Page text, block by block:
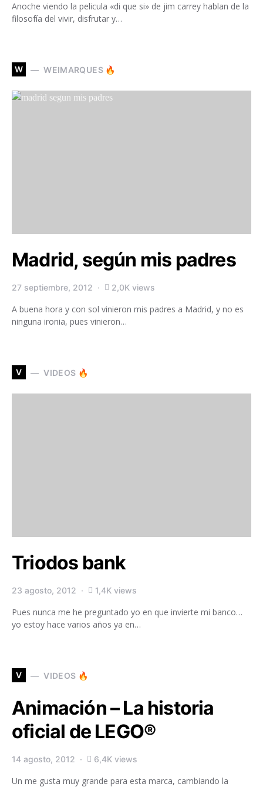
Anoche viendo la pelicula «di que si» de jim carrey hablan de la
filosofía del vivir, disfrutar y…
W WEIMARQUES 🔥
Madrid, según mis padres
27 septiembre, 2012 2,0K views
A buena hora y con sol vinieron mis padres a Madrid, y no es
ninguna ironia, pues vinieron…
V VIDEOS 🔥
Triodos bank
23 agosto, 2012 1,4K views
Pues nunca me he preguntado yo en que invierte mi banco…
yo estoy hace varios años ya en…
V VIDEOS 🔥
Animación – La historia
oficial de LEGO®
14 agosto, 2012 6,4K views
Un me gusta muy grande para esta marca, cambiando la